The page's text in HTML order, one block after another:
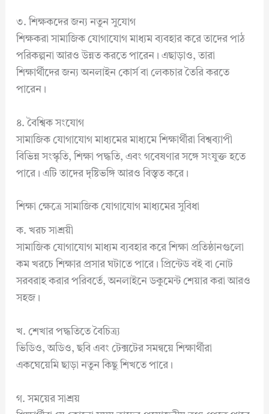
৩. শিক্ষকদের জন্য নতুন সুযোগ
শিক্ষকরা সামাজিক যোগাযোগ মাধ্যম ব্যবহার করে তাদের পাঠ
পরিকল্পনা আরও উন্নত করতে পারেন। এছাড়াও, তারা
শিক্ষার্থীদের জন্য অনলাইন কোর্স বা লেকচার তৈরি করতে
পারেন।
৪. বৈশ্বিক সংযোগ
সামাজিক যোগাযোগ মাধ্যমের মাধ্যমে শিক্ষার্থীরা বিশ্বব্যাপী
বিভিন্ন সংস্কৃতি, শিক্ষা পদ্ধতি, এবং গবেষণার সঙ্গে সংযুক্ত হতে
পারে। এটি তাদের দৃষ্টিভঙ্গি আরও বিস্তৃত করে।
শিক্ষা ক্ষেত্রে সামাজিক যোগাযোগ মাধ্যমের সুবিধা
ক. খরচ সাশ্রয়ী
সামাজিক যোগাযোগ মাধ্যম ব্যবহার করে শিক্ষা প্রতিষ্ঠানগুলো
কম খরচে শিক্ষার প্রসার ঘটাতে পারে। প্রিন্টেড বই বা নোট
সরবরাহ করার পরিবর্তে, অনলাইনে ডকুমেন্ট শেয়ার করা আরও
সহজ।
খ. শেখার পদ্ধতিতে বৈচিত্র্য
ভিডিও, অডিও, ছবি এবং টেক্সটের সমন্বয়ে শিক্ষার্থীরা
একঘেয়েমি ছাড়া নতুন কিছু শিখতে পারে।
গ. সময়ের সাশ্রয়